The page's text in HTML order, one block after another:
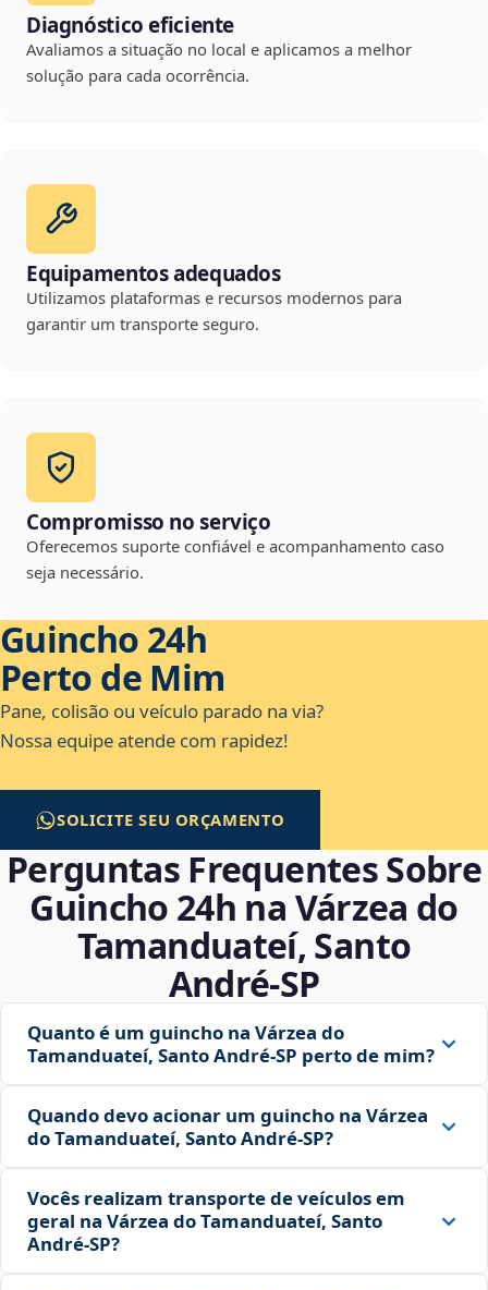
Diagnóstico eficiente
Avaliamos a situação no local e aplicamos a melhor
solução para cada ocorrência.
Equipamentos adequados
Utilizamos plataformas e recursos modernos para
garantir um transporte seguro.
Compromisso no serviço
Oferecemos suporte confiável e acompanhamento caso
seja necessário.
Guincho 24h
Perto de Mim
Pane, colisão ou veículo parado na via?
Nossa equipe atende com rapidez!
SOLICITE SEU ORÇAMENTO
Perguntas Frequentes Sobre
Guincho 24h na Várzea do
Tamanduateí, Santo
André‑SP
Quanto é um guincho na Várzea do
Tamanduateí, Santo André‑SP perto de mim?
Quando devo acionar um guincho na Várzea
do Tamanduateí, Santo André‑SP?
Vocês realizam transporte de veículos em
geral na Várzea do Tamanduateí, Santo
André‑SP?